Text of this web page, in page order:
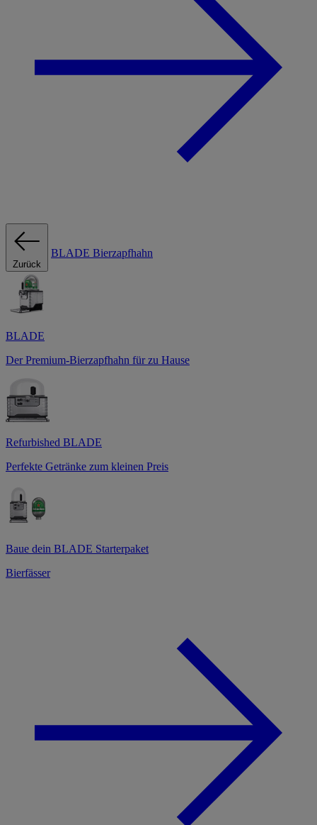
Zurück
BLADE Bierzapfhahn
BLADE
Der Premium-Bierzapfhahn für zu Hause
Refurbished BLADE
Perfekte Getränke zum kleinen Preis
Baue dein BLADE Starterpaket
Bierfässer